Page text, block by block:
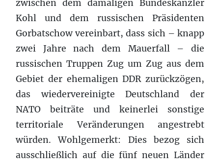
zwischen dem damaligen Bundeskanzler
Kohl und dem russischen Präsidenten
Gorbatschow vereinbart, dass sich – knapp
zwei Jahre nach dem Mauerfall – die
russischen Truppen Zug um Zug aus dem
Gebiet der ehemaligen DDR zurückzögen,
das wiedervereinigte Deutschland der
NATO beiträte und keinerlei sonstige
territoriale Veränderungen angestrebt
würden. Wohlgemerkt: Dies bezog sich
ausschließlich auf die fünf neuen Länder